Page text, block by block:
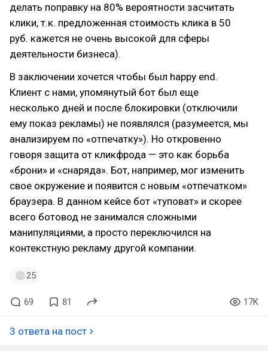
делать поправку на 80% вероятности засчитать
клики, т.к. предложенная стоимость клика в 50
руб. кажется не очень высокой для сферы
деятельности бизнеса).
В заключении хочется чтобы был happy end.
Клиент с нами, упомянутый бот был еще
несколько дней и после блокировки (отключили
ему показ рекламы) не появлялся (разумеется, мы
анализируем по «отпечатку»). Но откровенно
говоря защита от кликфрода — это как борьба
«брони» и «снаряда». Бот, например, мог изменить
свое окружение и появится с новым «отпечатком»
браузера. В данном кейсе бот «туповат» и скорее
всего ботовод не занимался сложными
манипуляциями, а просто переключился на
контекстную рекламу другой компании.
25
69 81 17K
3 ответа на пост